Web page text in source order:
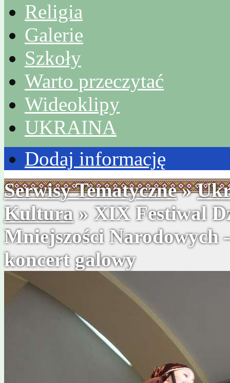
Religia
Galerie
Szkoły
Warto przeczytać
Wideoklipy
UKRAINA
Dodaj informację
Serwisy Tematyczne»
Kultura» XIX Festiwal
Mniejszości Narodowych
koncert galowy